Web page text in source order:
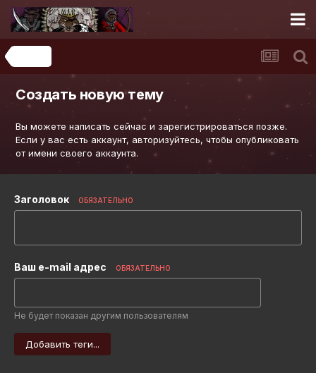
Создать новую тему
Вы можете написать сейчас и зарегистрироваться позже.
Если у вас есть аккаунт, авторизуйтесь, чтобы опубликовать
от имени своего аккаунта.
Заголовок ОБЯЗАТЕЛЬНО
Ваш e-mail адрес ОБЯЗАТЕЛЬНО
Не будет показан другим пользователям
Добавить теги...